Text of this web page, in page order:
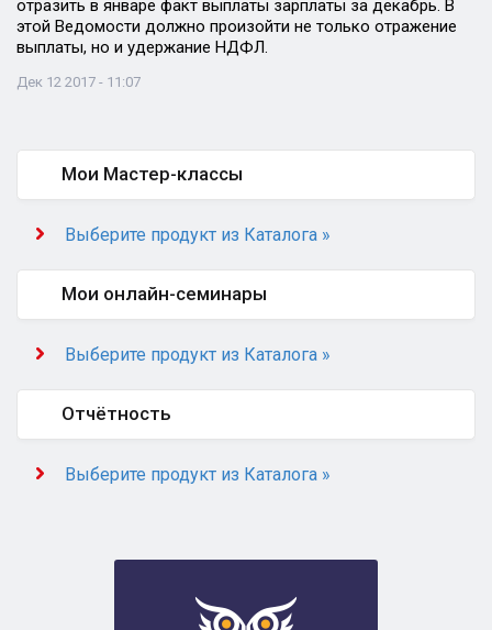
отразить в январе факт выплаты зарплаты за декабрь. В
этой Ведомости должно произойти не только отражение
выплаты, но и удержание НДФЛ.
Дек 12 2017 - 11:07
Мои Мастер-классы
Выберите продукт из Каталога »
Мои онлайн-семинары
Выберите продукт из Каталога »
Отчётность
Выберите продукт из Каталога »